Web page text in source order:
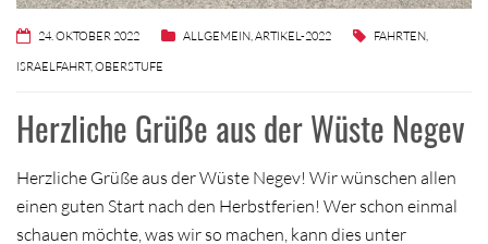
24. OKTOBER 2022 ALLGEMEIN,ARTIKEL-2022 FAHRTEN,
ISRAELFAHRT,OBERSTUFE
Herzliche Grüße aus der Wüste Negev
Herzliche Grüße aus der Wüste Negev! Wir wünschen allen
einen guten Start nach den Herbstferien! Wer schon einmal
schauen möchte, was wir so machen, kann dies unter